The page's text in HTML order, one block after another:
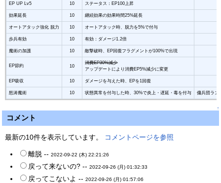
EP UP Lv5 10 ステータス：EP100上昇
効果延長 10 継続効果の効果時間25%延長
オートアタック強化 脱力 10 オートアタック時、脱力を5%で付与
歩兵有効 10 有効：ダメージ1.2倍
魔術の加護 10 敵撃破時、EP回復フラグメントが100%で出現
EP節約 10
消費EP30%減少
アップデートにより消費EP5%減少に変更
EP吸収 10 ダメージを与えた時、EPを1回復
怒涛魔術 10 状態異常を付与した時、30%で炎上・遅延・毒を付与 傭兵団ラン
↑
コメント
最新の10件を表示しています。 コメントページを参照
離脱 --2022-09-22 (木) 22:21:26
戻って来ないの? --2022-09-26 (月) 01:32:33
戻ってこないよ --2022-09-26 (月) 01:57:06